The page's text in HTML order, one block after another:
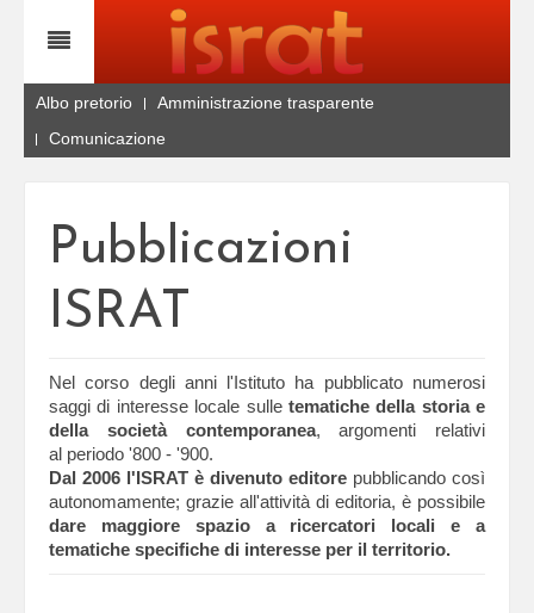
Albo pretorio
Amministrazione trasparente
Comunicazione
Pubblicazioni
ISRAT
Nel corso degli anni l'Istituto ha pubblicato numerosi
saggi di interesse locale sulle tematiche della storia e
della società contemporanea, argomenti relativi
al periodo '800 - '900.
Dal 2006 l'ISRAT è divenuto editore pubblicando così
autonomamente; grazie all'attività di editoria, è possibile
dare maggiore spazio a ricercatori locali e a
tematiche specifiche di interesse per il territorio.